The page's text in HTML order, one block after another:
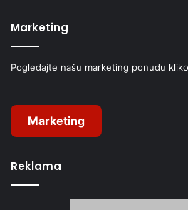
Marketing
Pogledajte našu marketing ponudu
Marketing
Reklama